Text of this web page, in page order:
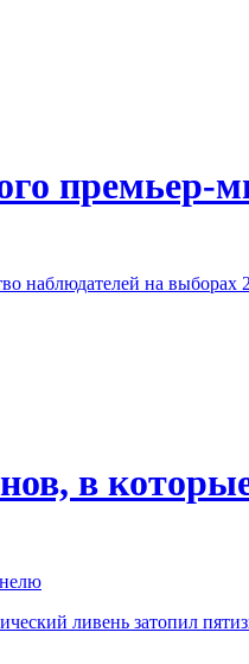
премьер-
наблюдателей на выборах
в
ливень затопил